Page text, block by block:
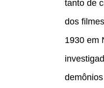
tanto de
dos
1930 em